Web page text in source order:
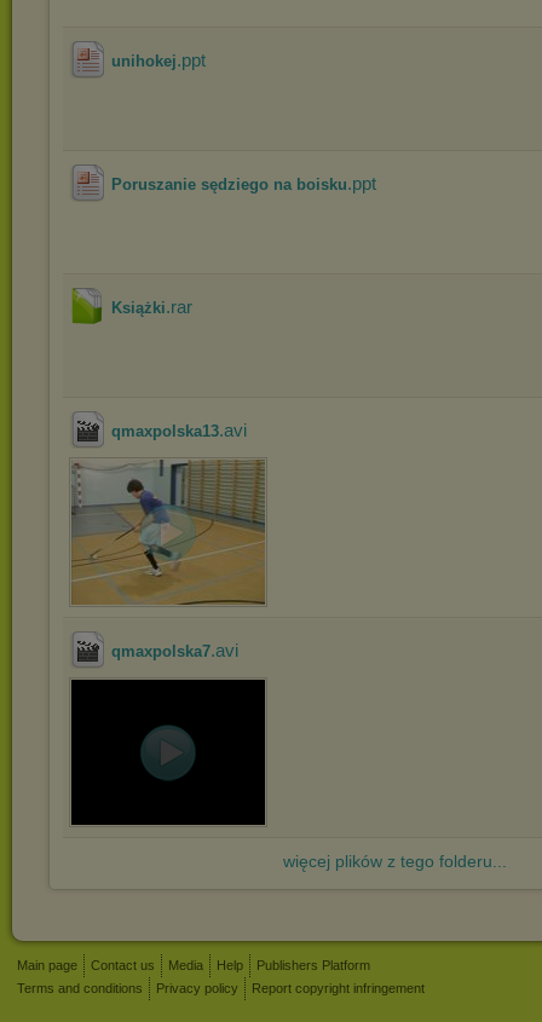
unihokej.ppt
Poruszanie sędziego na boisku.ppt
Książki.rar
qmaxpolska13.avi
qmaxpolska7.avi
więcej plików z tego folderu...
Main page Contact us Media Help
Publishers Platform
Terms and conditions
Privacy policy Report copyright infringement